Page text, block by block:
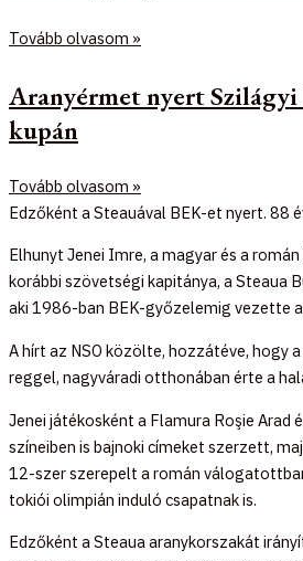
Tovább olvasom »
Aranyérmet nyert
kupán
Tovább olvasom »
Edzőként a Steauával BEK-et nyert. 88
Elhunyt Jenei Imre, a magyar és a
korábbi szövetségi kapitánya, a Steaua
aki 1986-ban BEK-győzelemig vezette
A hírt az NSO közölte, hozzátéve, hogy
reggel, nagyváradi otthonában érte a
Jenei játékosként a Flamura Roşie Arad
színeiben is bajnoki címeket szerzett,
12-szer szerepelt a román
tokiói olimpián induló csapatnak is.
Edzőként a Steaua aranykorszakát